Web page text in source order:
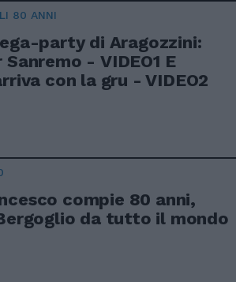
80 ANNI
party di Aragozzini:
- VIDEO1 E
con la gru - VIDEO2
compie 80 anni,
da tutto il mondo